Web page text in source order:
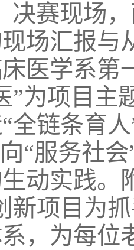
决赛现场
场汇报与
医学系第
”为项目主
全链条育
“服务社
动实践。
新项目为
，为每位